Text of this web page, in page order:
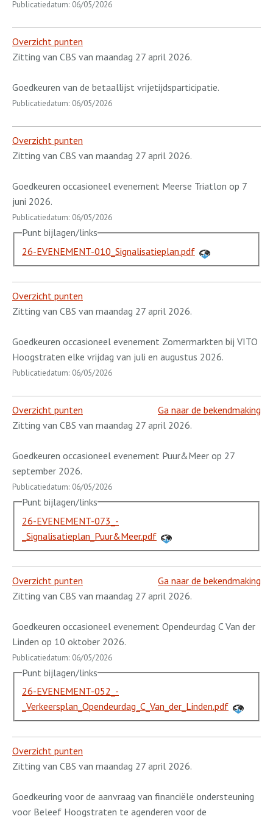
Publicatiedatum: 06/05/2026
Overzicht punten
Zitting van CBS van maandag 27 april 2026.
Goedkeuren van de betaallijst vrijetijdsparticipatie.
Publicatiedatum: 06/05/2026
Overzicht punten
Zitting van CBS van maandag 27 april 2026.
Goedkeuren occasioneel evenement Meerse Triatlon op 7
juni 2026.
Publicatiedatum: 06/05/2026
Punt bijlagen/links
26-EVENEMENT-010_Signalisatieplan.pdf
Overzicht punten
Zitting van CBS van maandag 27 april 2026.
Goedkeuren occasioneel evenement Zomermarkten bij VITO
Hoogstraten elke vrijdag van juli en augustus 2026.
Publicatiedatum: 06/05/2026
Overzicht punten
Ga naar de bekendmaking
Zitting van CBS van maandag 27 april 2026.
Goedkeuren occasioneel evenement Puur&Meer op 27
september 2026.
Publicatiedatum: 06/05/2026
Punt bijlagen/links
26-EVENEMENT-073_-
_Signalisatieplan_Puur&Meer.pdf
Overzicht punten
Ga naar de bekendmaking
Zitting van CBS van maandag 27 april 2026.
Goedkeuren occasioneel evenement Opendeurdag C Van der
Linden op 10 oktober 2026.
Publicatiedatum: 06/05/2026
Punt bijlagen/links
26-EVENEMENT-052_-
_Verkeersplan_Opendeurdag_C_Van_der_Linden.pdf
Overzicht punten
Zitting van CBS van maandag 27 april 2026.
Goedkeuring voor de aanvraag van financiële ondersteuning
voor Beleef Hoogstraten te agenderen voor de